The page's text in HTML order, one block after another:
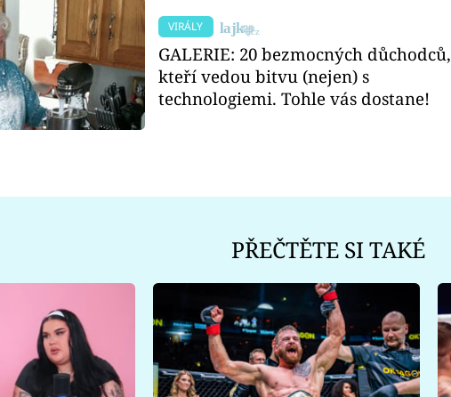
VIRÁLY
GALERIE: 20 bezmocných důchodců,
kteří vedou bitvu (nejen) s
technologiemi. Tohle vás dostane!
PŘEČTĚTE SI TAKÉ